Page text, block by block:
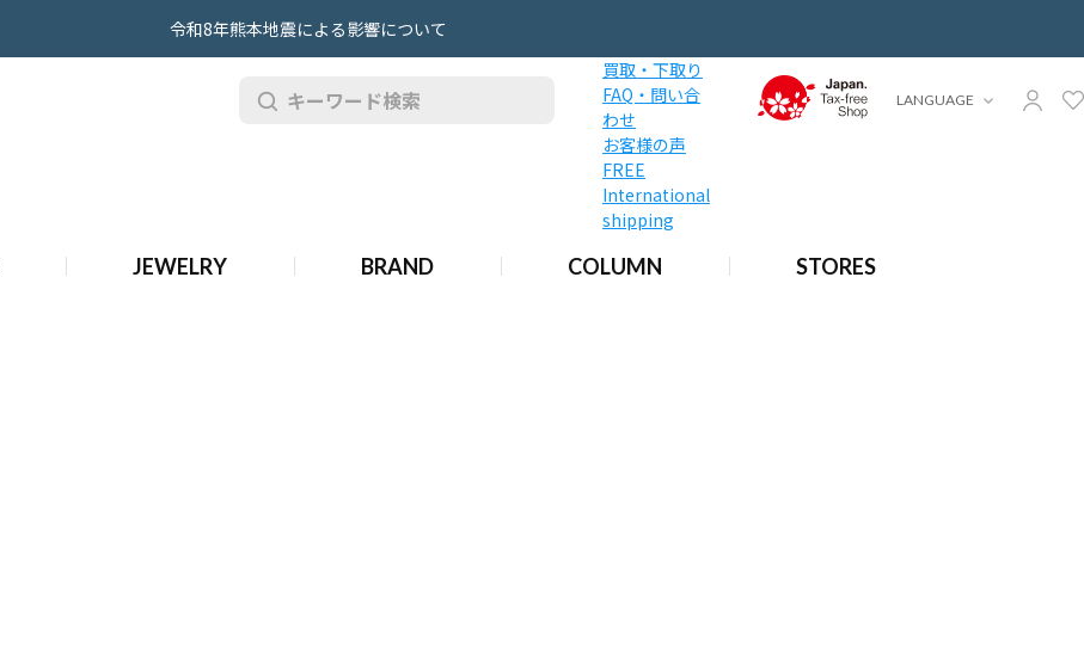
令和8年熊本地震による影響について
買取・下取り
FAQ・問い合
わせ
お客様の声
FREE
International
shipping
JEWELRY BRAND COLUMN STORES
LANGUAGE